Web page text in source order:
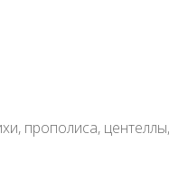
прополиса,